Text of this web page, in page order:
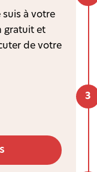
suis à votre
gratuit et
de votre